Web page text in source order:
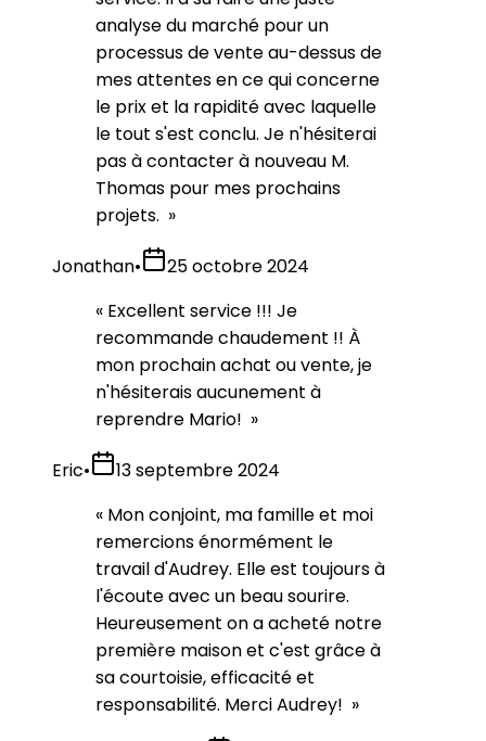
analyse du marché pour un
processus de vente au-dessus de
mes attentes en ce qui concerne
le prix et la rapidité avec laquelle
le tout s'est conclu. Je n'hésiterai
pas à contacter à nouveau M.
Thomas pour mes prochains
projets. »
Jonathan•
25 octobre 2024
« Excellent service !!! Je
recommande chaudement !! À
mon prochain achat ou vente, je
n'hésiterais aucunement à
reprendre Mario! »
Eric•
13 septembre 2024
« Mon conjoint, ma famille et moi
remercions énormément le
travail d'Audrey. Elle est toujours à
l'écoute avec un beau sourire.
Heureusement on a acheté notre
première maison et c'est grâce à
sa courtoisie, efficacité et
responsabilité. Merci Audrey! »